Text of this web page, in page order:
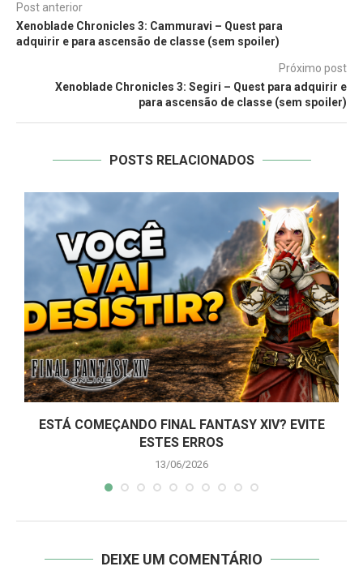
Post anterior
Xenoblade Chronicles 3: Cammuravi – Quest para
adquirir e para ascensão de classe (sem spoiler)
Próximo post
Xenoblade Chronicles 3: Segiri – Quest para adquirir e
para ascensão de classe (sem spoiler)
POSTS RELACIONADOS
ESTÁ COMEÇANDO FINAL FANTASY XIV? EVITE
ESTES ERROS
13/06/2026
DEIXE UM COMENTÁRIO